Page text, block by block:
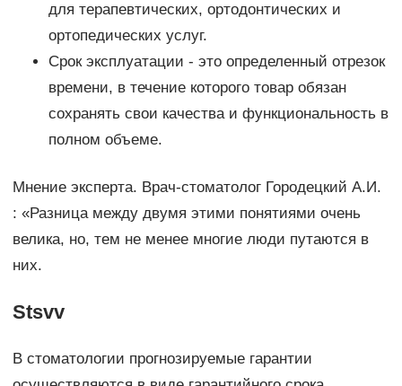
для терапевтических, ортодонтических и
ортопедических услуг.
Срок эксплуатации ‑ это определенный отрезок
времени, в течение которого товар обязан
сохранять свои качества и функциональность в
полном объеме.
Мнение эксперта. Врач-стоматолог Городецкий А.И.
: «Разница между двумя этими понятиями очень
велика, но, тем не менее многие люди путаются в
них.
Stsvv
В стоматологии прогнозируемые гарантии